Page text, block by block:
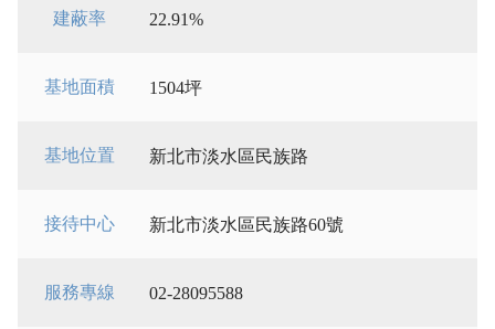
建蔽率 22.91%
基地面積 1504坪
基地位置 新北市淡水區民族路
接待中心 新北市淡水區民族路60號
服務專線 02-28095588